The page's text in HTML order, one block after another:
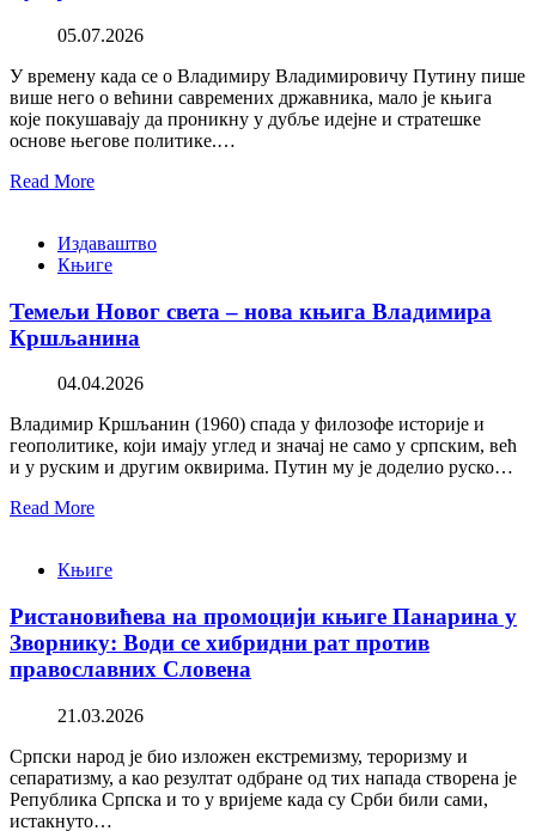
05.07.2026
У времену када се о Владимиру Владимировичу Путину пише
више него о већини савремених државника, мало је књига
које покушавају да проникну у дубље идејне и стратешке
основе његове политике.…
Read More
Издаваштво
Књиге
Темељи Новог света – нова књига Владимира
Кршљанина
04.04.2026
Владимир Кршљанин (1960) спада у филозофе историје и
геополитике, који имају углед и значај не само у српским, већ
и у руским и другим оквирима. Путин му је доделио руско…
Read More
Књиге
Ристановићева на промоцији књиге Панарина у
Зворнику: Води се хибридни рат против
православних Словена
21.03.2026
Српски народ је био изложен екстремизму, тероризму и
сепаратизму, а као резултат одбране од тих напада створена је
Република Српска и то у вријеме када су Срби били сами,
истакнуто…